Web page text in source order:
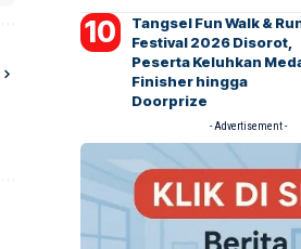
Tangsel Fun Walk &
Festival 2026 Disorot,
Peserta Keluhkan
Finisher hingga
Doorprize
- Advertisement -